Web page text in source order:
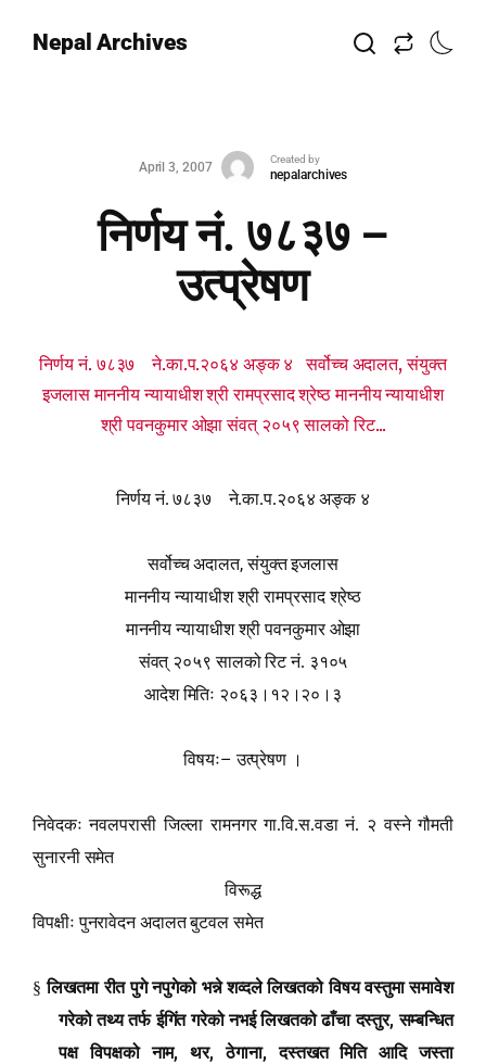
Nepal Archives
April 3, 2007
Created by
nepalarchives
निर्णय नं. ७८३७ –
उत्प्रेषण
निर्णय नं. ७८३७ ने.का.प.२०६४ अङ्क ४ सर्वोच्च अदालत, संयुक्त
इजलास माननीय न्यायाधीश श्री रामप्रसाद श्रेष्ठ माननीय न्यायाधीश
श्री पवनकुमार ओझा संवत् २०५९ सालको रिट...
निर्णय नं. ७८३७ ने.का.प.२०६४ अङ्क ४
सर्वोच्च अदालत,संयुक्त इजलास
माननीय न्यायाधीश श्री रामप्रसाद श्रेष्ठ
माननीय न्यायाधीश श्री पवनकुमार ओझा
संवत् २०५९ सालको रिट नं. ३१०५
आदेश मितिः २०६३।१२।२०।३
विषयः–उत्प्रेषण ।
निवेदकः नवलपरासी जिल्ला रामनगर गा.वि.स.वडा नं. २ वस्ने गौमती
सुनारनी समेत
विरूद्ध
विपक्षीः पुनरावेदन अदालतबुटवल समेत
§ लिखतमा रीत पुगे नपुगेको भन्ने शव्दले लिखतको विषय वस्तुमा समावेश
गरेको तथ्य तर्फ ईगिंत गरेको नभई लिखतको ढाँचा दस्तुर,सम्बन्धित
पक्ष विपक्षको नाम,थर,ठेगाना,दस्तखत मिति आदि जस्ता